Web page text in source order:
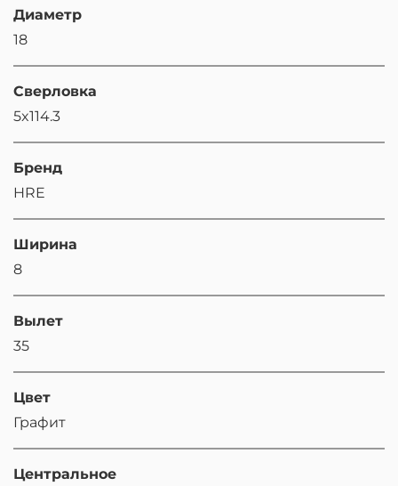
Диаметр
18
Сверловка
5x114.3
Бренд
HRE
Ширина
8
Вылет
35
Цвет
Графит
Центральное